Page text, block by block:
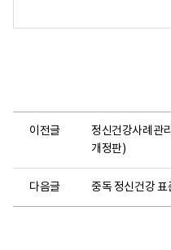
이전글
정신건강사례관
개정판)
다음글 중독 정신건강 표